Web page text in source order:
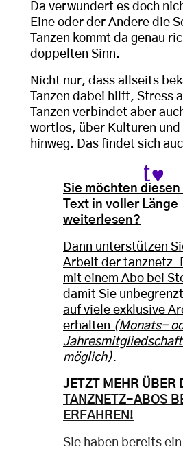
Da verwundert es doch
Eine oder der Andere die
Tanzen kommt da genau
doppelten Sinn.
Nicht nur, dass allseits
Tanzen dabei hilft, Stress
Tanzen verbindet aber
wortlos, über Kulturen und
hinweg. Das findet sich
Sie möchten
Text in voller Länge
weiterlesen?
Dann unterstützen
Arbeit der tanznetz-
mit einem Abo bei
damit Sie
auf viele exklusive
erhalten (Monats-
möglich).
JETZT MEHR ÜBER
TANZNETZ-ABOS
ERFAHREN!
Sie haben bereits